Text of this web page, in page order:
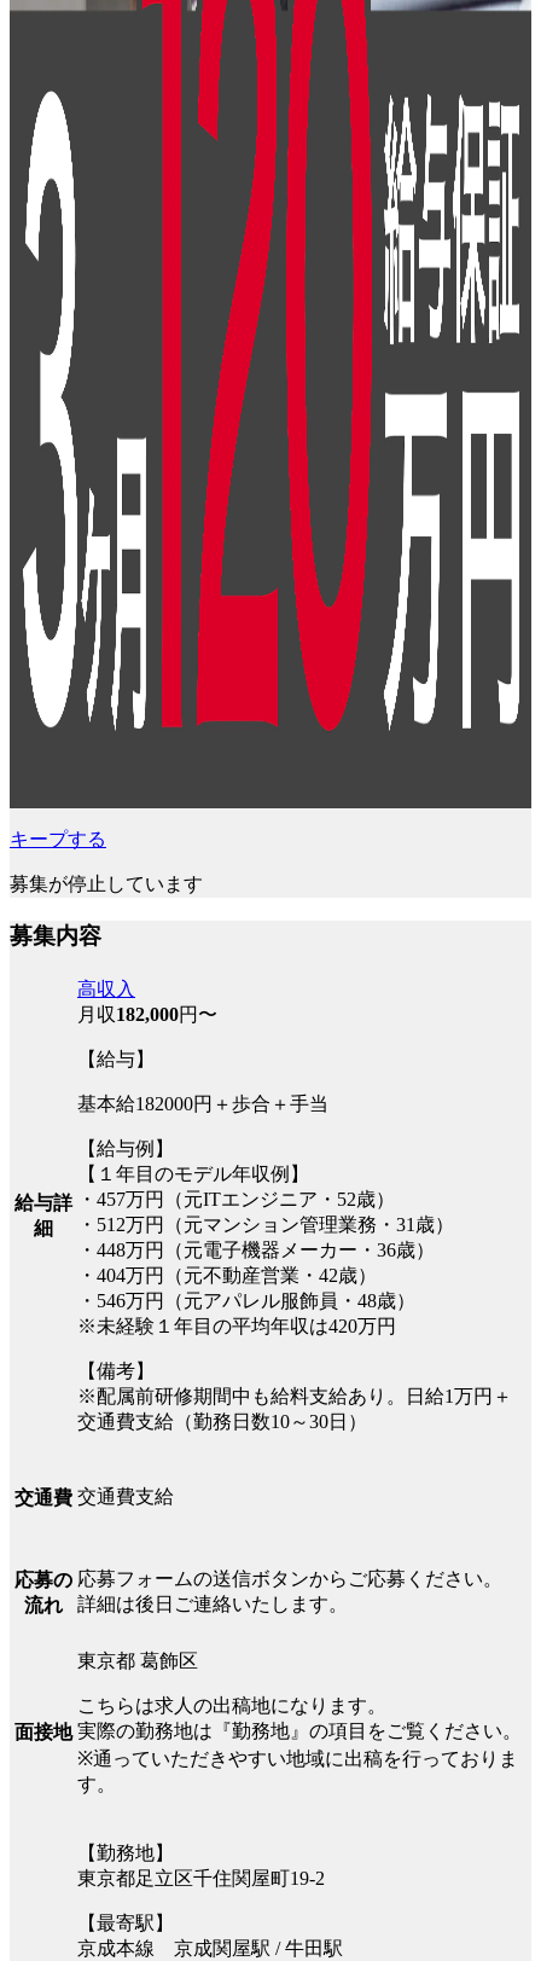
キープする
募集が停止しています
募集内容
給与詳
細
高収入
月収182,000円〜
【給与】
基本給182000円＋歩合＋手当
【給与例】
【１年目のモデル年収例】
・457万円（元ITエンジニア・52歳）
・512万円（元マンション管理業務・31歳）
・448万円（元電子機器メーカー・36歳）
・404万円（元不動産営業・42歳）
・546万円（元アパレル服飾員・48歳）
※未経験１年目の平均年収は420万円
【備考】
※配属前研修期間中も給料支給あり。日給1万円＋
交通費支給（勤務日数10～30日）
交通費 交通費支給
応募の
流れ
応募フォームの送信ボタンからご応募ください。
詳細は後日ご連絡いたします。
面接地
東京都 葛飾区
こちらは求人の出稿地になります。
実際の勤務地は『勤務地』の項目をご覧ください。
※通っていただきやすい地域に出稿を行っておりま
す。
【勤務地】
東京都足立区千住関屋町19-2
【最寄駅】
京成本線 京成関屋駅 / 牛田駅